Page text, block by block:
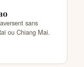
sans
ou Chiang Mai.